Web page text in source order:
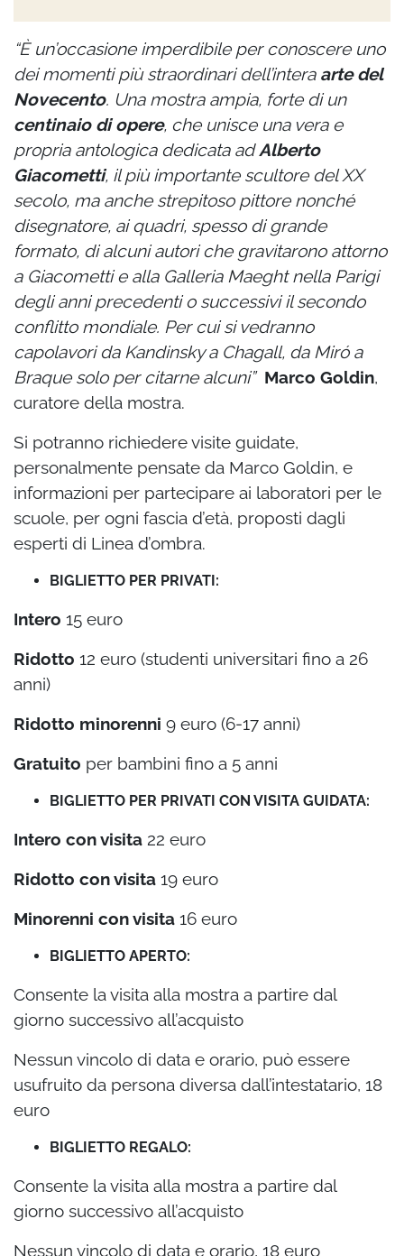
“È un’occasione imperdibile per conoscere uno
dei momenti più straordinari dell’intera arte del
Novecento. Una mostra ampia, forte di un
centinaio di opere, che unisce una vera e
propria antologica dedicata adAlberto
Giacometti, il più importante scultore del XX
secolo, ma anche strepitoso pittore nonché
disegnatore, ai quadri, spesso di grande
formato, di alcuni autori che gravitarono attorno
a Giacometti e alla Galleria Maeght nella Parigi
degli anni precedenti o successivi il secondo
conflitto mondiale. Per cui si vedranno
capolavori da Kandinsky a Chagall, da Miróa
Braque solo per citarne alcuni” Marco Goldin,
curatore della mostra.
Si potranno richiedere visite guidate,
personalmente pensate da Marco Goldin, e
informazioni per partecipare ai laboratori per le
scuole, per ogni fascia d’età, proposti dagli
esperti di Linea d’ombra.
BIGLIETTO PER PRIVATI:
Intero 15 euro
Ridotto 12 euro (studenti universitari fino a 26
anni)
Ridotto minorenni 9 euro (6-17 anni)
Gratuito per bambini fino a 5 anni
BIGLIETTO PER PRIVATI CON VISITA GUIDATA:
Intero con visita 22 euro
Ridotto con visita 19 euro
Minorenni con visita 16 euro
BIGLIETTO APERTO:
Consente la visita alla mostra a partire dal
giorno successivo all’acquisto
Nessun vincolo di data e orario, può essere
usufruito da persona diversa dall’intestatario, 18
euro
BIGLIETTO REGALO:
Consente la visita alla mostra a partire dal
giorno successivo all’acquisto
Nessun vincolo di data e orario, 18 euro